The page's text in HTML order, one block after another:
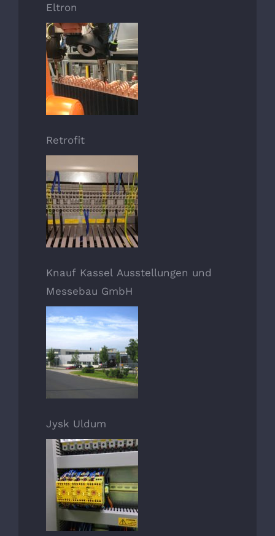
Eltron
Retrofit
Knauf Kassel Ausstellungen und
Messebau GmbH
Jysk Uldum